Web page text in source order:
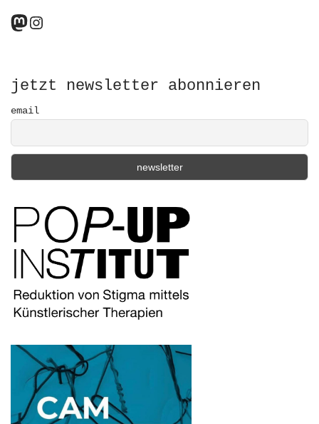
c
r
:
Mastodon
Instagram
jetzt newsletter abonnieren
email